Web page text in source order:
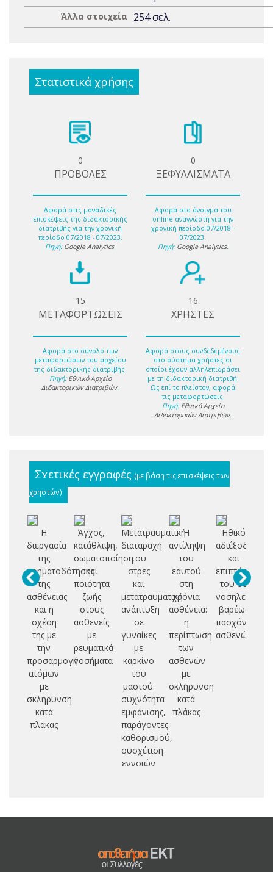
Άλλα στοιχεία 254 σελ.
Στατιστικά χρήσης
0
ΠΡΟΒΟΛΕΣ
Αφορά στις μοναδικές
επισκέψεις της διδακτορικής
διατριβής για την χρονική
περίοδο 07/2018 - 07/2023.
Πηγή: Google Analytics.
0
ΞΕΦΥΛΛΙΣΜΑΤΑ
Αφορά στο άνοιγμα του
online αναγνώστη για την
χρονική περίοδο 07/2018 -
07/2023.
Πηγή: Google Analytics.
15
ΜΕΤΑΦΟΡΤΩΣΕΙΣ
Αφορά στο σύνολο των
μεταφορτώσων του αρχείου
της διδακτορικής διατριβής.
Πηγή: Εθνικό Αρχείο
Διδακτορικών Διατριβών.
16
ΧΡΗΣΤΕΣ
Αφορά στους συνδεδεμένους
στο σύστημα χρήστες οι
οποίοι έχουν αλληλεπιδράσει
με τη διδακτορική διατριβή.
Ως επί το πλείστον, αφορά
τις μεταφορτώσεις.
Πηγή: Εθνικό Αρχείο
Διδακτορικών Διατριβών.
Σχετικές εγγραφές (με βάση τις επισκέψεις των
χρηστών)
Η
διεργασία
της
νοηματοδότησης
της
ασθένειας
και η
σχέση
της με
την
προσαρμογή
ατόμων
με
σκλήρυνση
κατά
πλάκας
Άγχος,
κατάθλιψη,
σωματοποίηση
και
ποιότητα
ζωής
στους
ασθενείς
με
ρευματικά
νοσήματα
Μετατραυματική
διαταραχή
του
στρες
και
μετατραυματική
ανάπτυξη
σε
γυναίκες
με
καρκίνο
του
μαστού:
συχνότητα
εμφάνισης,
παράγοντες
καθορισμού,
συσχέτιση
εννοιών
Η
αντίληψη
του
εαυτού
στη
χρόνια
ασθένεια:
η
περίπτωση
των
ασθενών
με
σκλήρυνση
κατά
πλάκας
Ηθικό
αδιέξοδο
και
επιπτώσεις
του σε
νοσηλευτές
βαρέως
πασχόντων
ασθενών